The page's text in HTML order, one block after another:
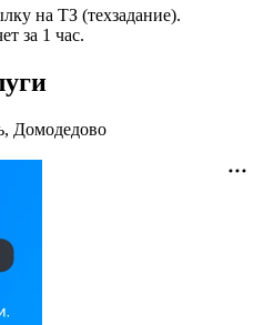
на ТЗ (техзадание).
за 1 час.
Домодедово